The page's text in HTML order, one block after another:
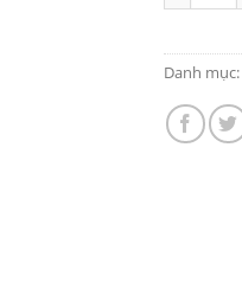
Danh mục: